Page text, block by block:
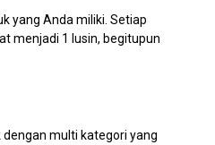
yang Anda miliki. Setiap
menjadi 1 lusin, begitupun
multi kategori yang